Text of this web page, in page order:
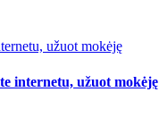
užuot mokėję
internetu, užuot mokėję